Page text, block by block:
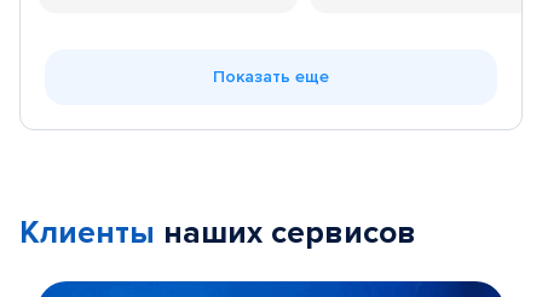
Показать еще
Клиенты наших сервисов